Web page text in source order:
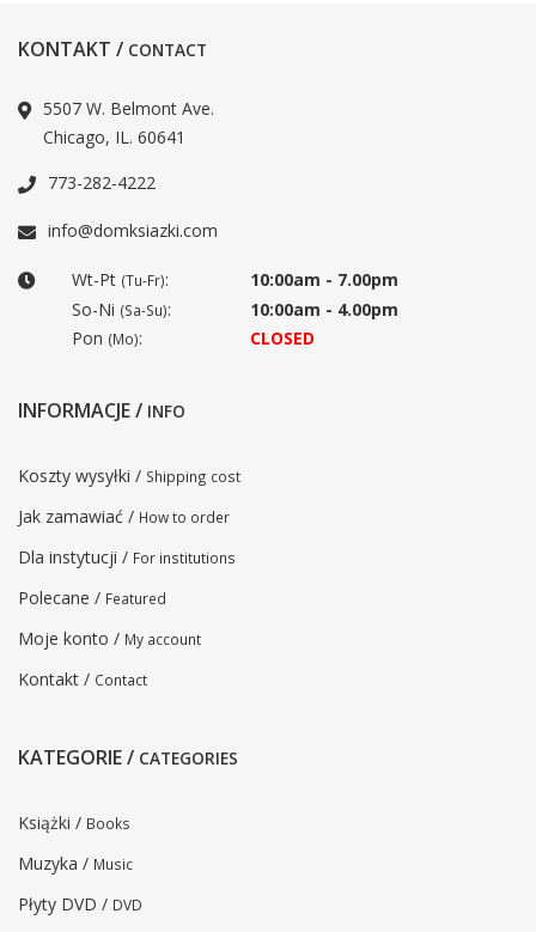
KONTAKT / CONTACT
5507 W. Belmont Ave.
Chicago, IL. 60641
773-282-4222
info@domksiazki.com
Wt-Pt (Tu-Fr):
10:00am - 7.00pm
So-Ni (Sa-Su):
10:00am - 4.00pm
Pon (Mo): CLOSED
INFORMACJE / INFO
Koszty wysyłki / Shipping cost
Jak zamawiać / How to order
Dla instytucji / For institutions
Polecane / Featured
Moje konto / My account
Kontakt / Contact
KATEGORIE / CATEGORIES
Książki / Books
Muzyka / Music
Płyty DVD / DVD